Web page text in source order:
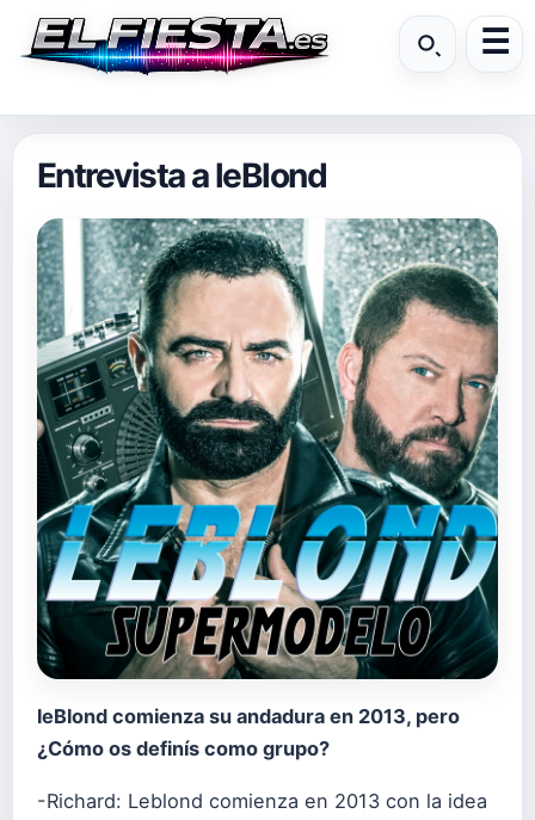
Entrevista a leBlond
leBlond comienza su andadura en 2013, pero
¿Cómo os definís como grupo?
-Richard: Leblond comienza en 2013 con la idea